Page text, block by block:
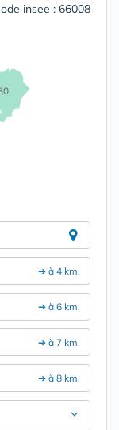
insee : 66008
➔ à 4 km.
➔ à 6 km.
➔ à 7 km.
➔ à 8 km.